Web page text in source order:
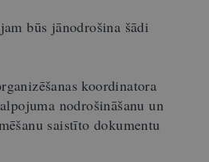
būs jānodrošina šādi
koordinatora
nodrošināšanu un
saistīto dokumentu